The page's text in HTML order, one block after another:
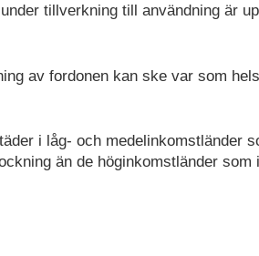
tillverkning till användning är
av fordonen kan ske var som
i låg- och medelinkomstländer
än de höginkomstländer som